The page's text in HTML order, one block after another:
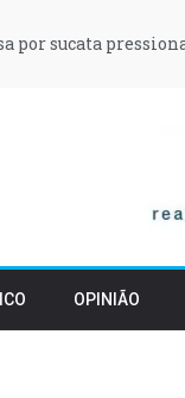
por sucata
OPINIÃO